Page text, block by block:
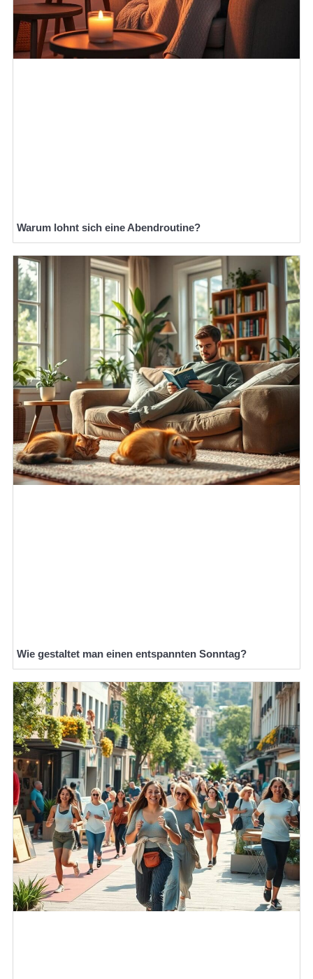
Warum lohnt sich eine Abendroutine?
Wie gestaltet man einen entspannten Sonntag?